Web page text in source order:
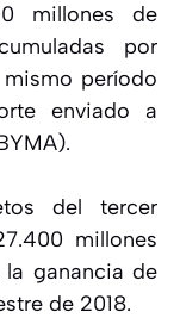
millones de
por
período
enviado a
del tercer
millones
ganancia de
de 2018.